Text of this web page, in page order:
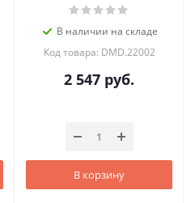
В наличии на складе
Код товара: DMD.22002
2 547 руб.
В корзину